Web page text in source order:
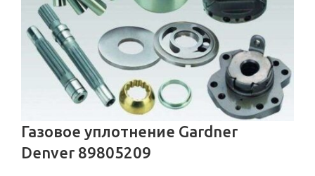
Газовое уплотнение Gardner
Denver 89805209